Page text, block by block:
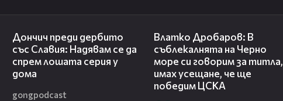
Дончич преди дербито
със Славия: Надявам се да
спрем лошата серия у
дома
gongpodcast
Влатко Дробаров: В
съблекалнята на Черно
море си говорим за титла,
имах усещане, че ще
победим ЦСКА